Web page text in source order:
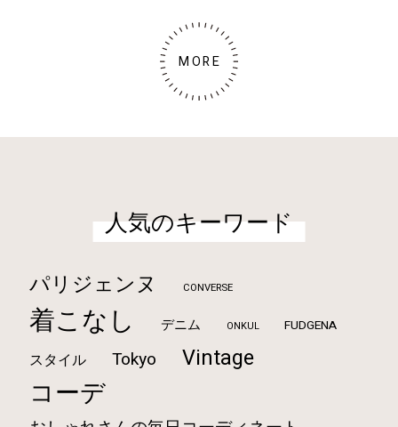
MORE
人気のキーワード
パリジェンヌ CONVERSE
着こなし デニム ONKUL FUDGENA
スタイル Tokyo Vintage
コーデ